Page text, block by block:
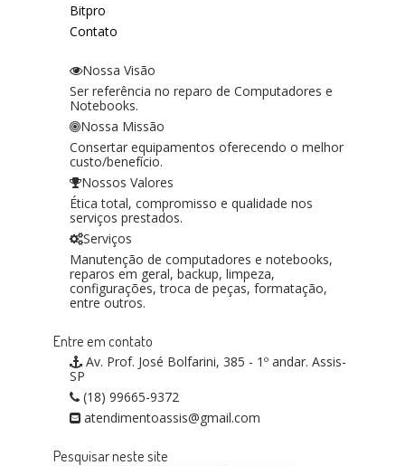
Bitpro
Contato
Nossa Visão
Ser referência no reparo de Computadores e
Notebooks.
Nossa Missão
Consertar equipamentos oferecendo o melhor
custo/benefício.
Nossos Valores
Ética total, compromisso e qualidade nos
serviços prestados.
Serviços
Manutenção de computadores e notebooks,
reparos em geral, backup, limpeza,
configurações, troca de peças, formatação,
entre outros.
Entre em contato
Av. Prof. José Bolfarini, 385 - 1º andar. Assis-
SP
(18) 99665-9372
atendimentoassis@gmail.com
Pesquisar neste site